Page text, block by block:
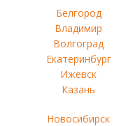
Белгород
Владимир
Волгоград
Екатеринбург
Ижевск
Казань
Новосибирск